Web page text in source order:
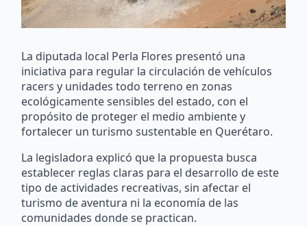
La diputada local Perla Flores presentó una
iniciativa para regular la circulación de vehículos
racers y unidades todo terreno en zonas
ecológicamente sensibles del estado, con el
propósito de proteger el medio ambiente y
fortalecer un turismo sustentable en Querétaro.
La legisladora explicó que la propuesta busca
establecer reglas claras para el desarrollo de este
tipo de actividades recreativas, sin afectar el
turismo de aventura ni la economía de las
comunidades donde se practican.